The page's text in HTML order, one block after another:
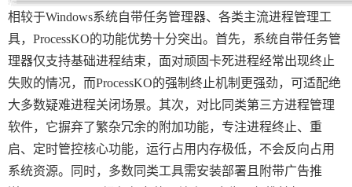
相较于Windows系统自带任务管理器、各类主流进程管理工
具，ProcessKO的功能优势十分突出。首先，系统自带任务管
理器仅支持基础进程结束，面对顽固卡死进程经常出现终止
失败的情况，而ProcessKO的强制终止机制更强劲，可适配绝
大多数疑难进程关闭场景。其次，对比同类第三方进程管理
软件，它摒弃了繁杂冗余的附加功能，专注进程终止、重
启、定时管控核心功能，运行占用内存极低，不会反向占用
系统资源。同时，多数同类工具需安装部署且附带广告推